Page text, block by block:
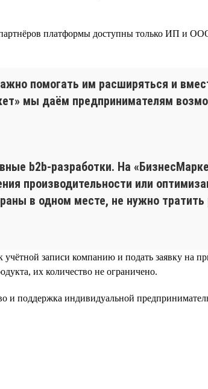
платформы доступны только ИП и
помогать им расширяться и
мы даём предпринимателям
b2b-разработки. На
производительности или
в одном месте, не нужно тратить
записи компанию и подать заявку на
их количество не ограничено.
и поддержка индивидуальной